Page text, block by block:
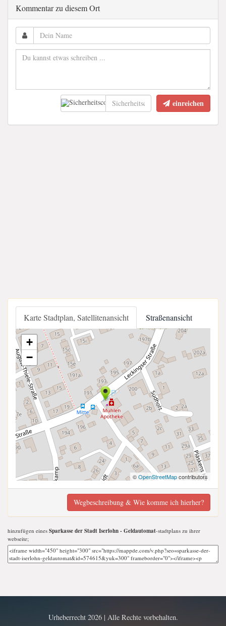
Kommentar zu diesem Ort
einreichen
Karte Stadtplan, Satellitenansicht Straßenansicht
+
−
©OpenStreetMapcontributors
Wegbeschreibung & Wie komme ich hierher?
hinzufügen eines Sparkasse der Stadt Iserlohn - Geldautomat-stadtplans zu ihrer
webseite;
Urheberrecht 2026 | Alle Rechte vorbehalten.